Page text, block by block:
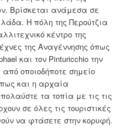
Βρίσκεται ανάμεσα σε
Η πόλη της Περούτζια
κέντρο της
της Αναγέννησης όπως
και τον Pinturicchio την
οποιοδήποτε σημείο
και η αρχαία
τα τοπία με τις τις
σε όλες τις τουριστικές
να φτάσετε στην κορυφή.